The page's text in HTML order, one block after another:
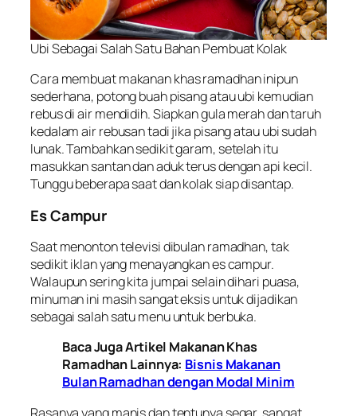
Ubi Sebagai Salah Satu Bahan Pembuat Kolak
Cara membuat makanan khas ramadhan inipun
sederhana, potong buah pisang atau ubi kemudian
rebus di air mendidih. Siapkan gula merah dan taruh
kedalam air rebusan tadi jika pisang atau ubi sudah
lunak. Tambahkan sedikit garam, setelah itu
masukkan santan dan aduk terus dengan api kecil.
Tunggu beberapa saat dan kolak siap disantap.
Es Campur
Saat menonton televisi dibulan ramadhan, tak
sedikit iklan yang menayangkan es campur.
Walaupun sering kita jumpai selain dihari puasa,
minuman ini masih sangat eksis untuk dijadikan
sebagai salah satu menu untuk berbuka.
Baca Juga Artikel Makanan Khas
Ramadhan Lainnya: Bisnis Makanan
Bulan Ramadhan dengan Modal Minim